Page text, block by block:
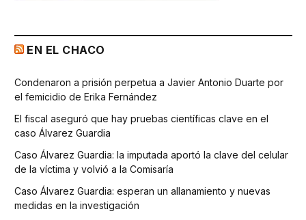
EN EL CHACO
Condenaron a prisión perpetua a Javier Antonio Duarte por
el femicidio de Erika Fernández
El fiscal aseguró que hay pruebas científicas clave en el
caso Álvarez Guardia
Caso Álvarez Guardia: la imputada aportó la clave del celular
de la víctima y volvió a la Comisaría
Caso Álvarez Guardia: esperan un allanamiento y nuevas
medidas en la investigación